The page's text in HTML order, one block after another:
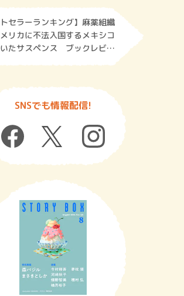
トセラーランキング】麻薬組織
リカに不法入国するメキシコ
たサスペンス ブックレビュ
SNSでも情報配信!